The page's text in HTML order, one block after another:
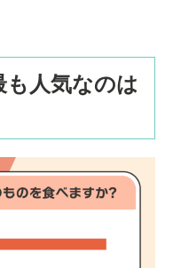
も人気なのは